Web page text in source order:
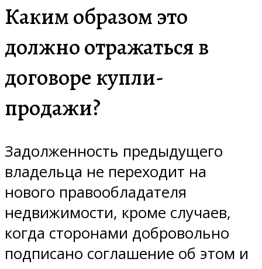
Каким образом это
должно отражаться в
договоре купли-
продажи?
Задолженность предыдущего
владельца не переходит на
нового правообладателя
недвижимости, кроме случаев,
когда сторонами добровольно
подписано соглашение об этом и